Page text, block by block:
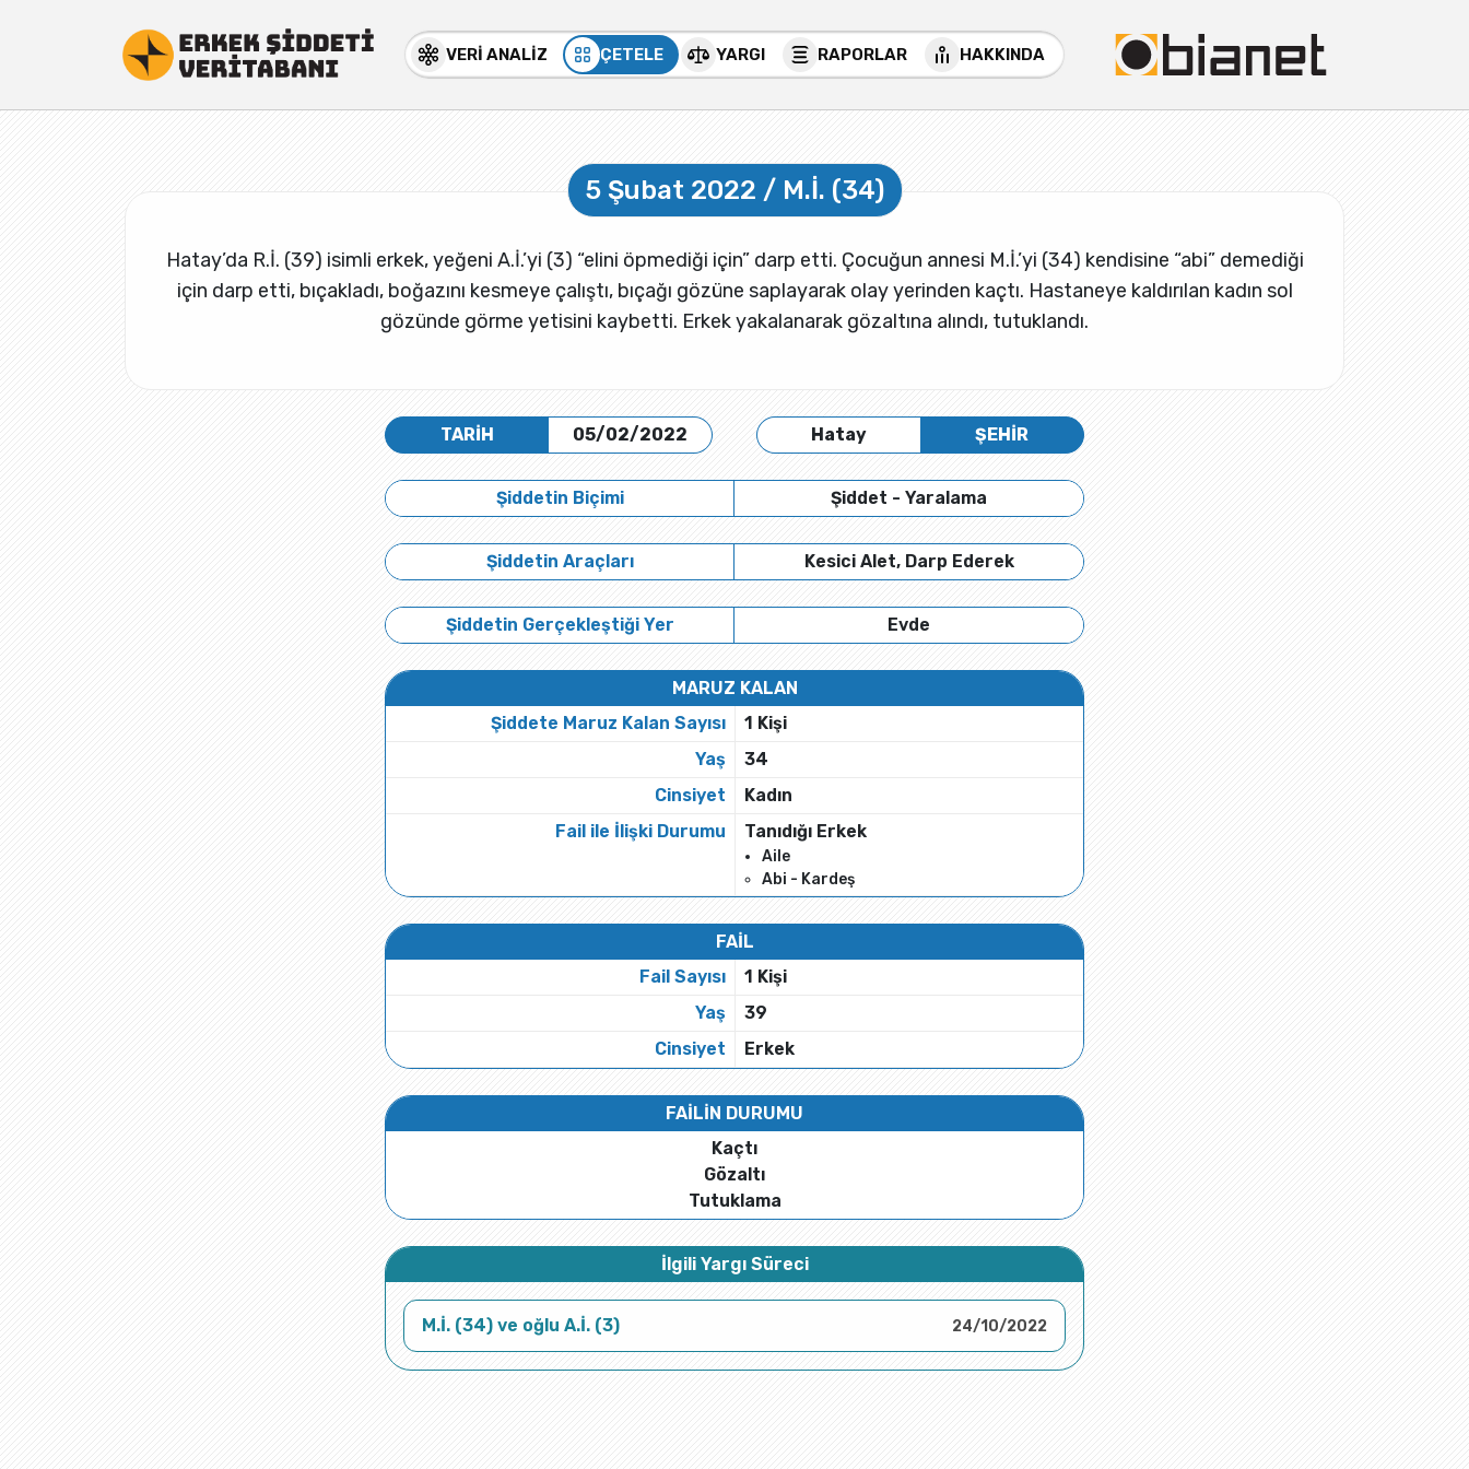
VERİ ANALİZ ÇETELE YARGI RAPORLAR HAKKINDA
5 Şubat 2022 / M.İ. (34)
Hatay’da R.İ. (39) isimli erkek, yeğeni A.İ.’yi (3) “elini öpmediği için” darp etti. Çocuğun annesi M.İ.’yi (34) kendisine “abi” demediği
için darp etti, bıçakladı, boğazını kesmeye çalıştı, bıçağı gözüne saplayarak olay yerinden kaçtı. Hastaneye kaldırılan kadın sol
gözünde görme yetisini kaybetti. Erkek yakalanarak gözaltına alındı, tutuklandı.
TARİH 05/02/2022 Hatay ŞEHİR
Şiddetin Biçimi Şiddet - Yaralama
Şiddetin Araçları Kesici Alet, Darp Ederek
Şiddetin Gerçekleştiği Yer Evde
MARUZ KALAN
Şiddete Maruz Kalan Sayısı
1 Kişi
Yaş
34
Cinsiyet
Kadın
Fail ile İlişki Durumu
Tanıdığı Erkek
Aile
Abi - Kardeş
FAİL
Fail Sayısı
1 Kişi
Yaş
39
Cinsiyet
Erkek
FAİLİN DURUMU
Kaçtı
Gözaltı
Tutuklama
İlgili Yargı Süreci
M.İ. (34) ve oğlu A.İ. (3) 24/10/2022